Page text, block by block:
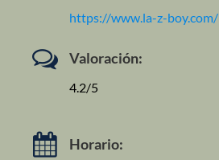
https://www.la-z-boy.com/
Valoración:
4.2/5
Horario: